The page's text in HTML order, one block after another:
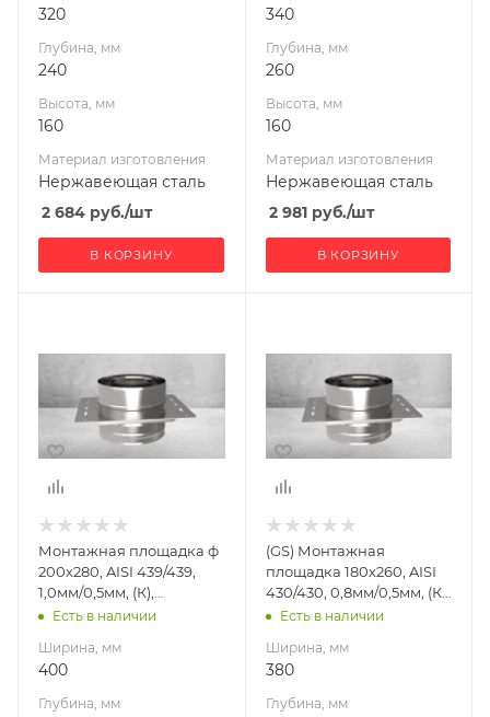
320
Глубина, мм
240
Высота, мм
160
Материал изготовления
Нержавеющая сталь
2 684 руб./шт
В КОРЗИНУ
340
Глубина, мм
260
Высота, мм
160
Материал изготовления
Нержавеющая сталь
2 981руб./шт
В КОРЗИНУ
Глубина, мм
320
Высота, мм
160
Материал
Нержавеющая
сталь
Производитель
УМК
Монтажная площадка ф
200х280, AISI 439/439,
1,0мм/0,5мм, (К),
(пл.320х400)
Есть в наличии
Ширина, мм
400
Глубина, мм
Глубина, мм
300
Высота, мм
160
Материал
Нержавеющая
сталь
Производитель
Гефест-Сталь
(GS) Монтажная
площадка 180х260, AISI
430/430, 0,8мм/0,5мм, (К),
(пл.300х380, AISI
Есть в наличии
Ширина, мм
380
Глубина, мм